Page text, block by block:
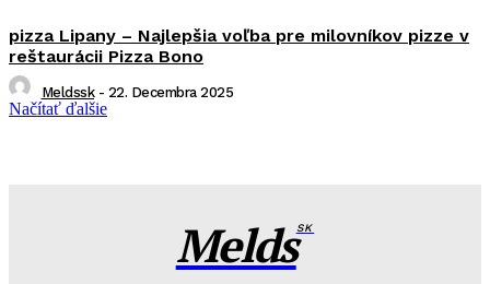
pizza Lipany – Najlepšia voľba pre milovníkov pizze v
reštaurácii Pizza Bono
Meldssk - 22. Decembra 2025
Načítať ďalšie
MeldsSK